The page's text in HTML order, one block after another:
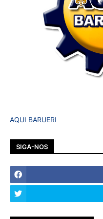
AQUI BARUERI
SIGA-NOS